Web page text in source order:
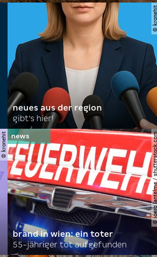
©
neues aus der region
gibt's hier!
© kronehit © joerg
brand in wien: ein toter
55-jähriger tot aufgefunden